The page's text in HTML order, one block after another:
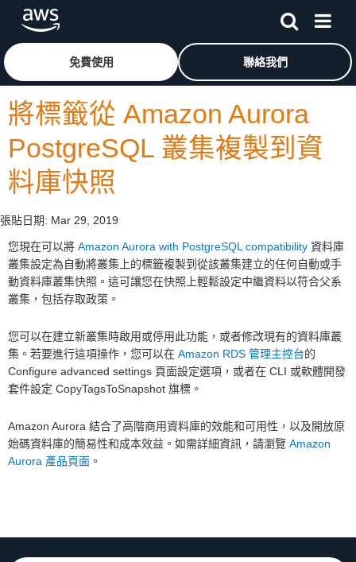
跳至主要內容按一下這裡可返回 Amazon Web Services 首頁
免費使用 聯絡我們
將標籤從 Amazon Aurora
PostgreSQL 叢集複製到資
料庫快照
張貼日期: Mar 29, 2019
您現在可以將 Amazon Aurora with PostgreSQL compatibility 資料庫
叢集設定為自動將叢集上的標籤複製到從該叢集建立的任何自動或手
動資料庫叢集快照。這可讓您在快照上輕鬆設定中繼資料以符合父系
叢集，包括存取政策。
您可以在建立新叢集時啟用或停用此功能，或者修改現有的資料庫叢
集。若要進行這項操作，您可以在 Amazon RDS 管理主控台的
Configure advanced settings 頁面設定選項，或者在 CLI 或軟體開發
套件設定 CopyTagsToSnapshot 旗標。
Amazon Aurora 結合了高階商用資料庫的效能和可用性，以及開放原
始碼資料庫的簡易性和成本效益。如需詳細資訊，請瀏覽 Amazon
Aurora 產品頁面 。